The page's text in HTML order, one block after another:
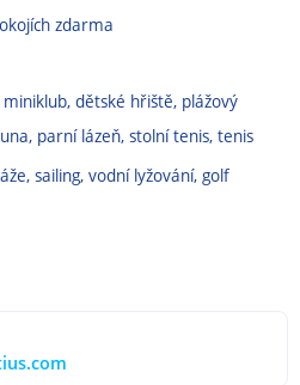
zdarma
dětské hřiště, plážový
parní lázeň, stolní tenis, tenis
sailing, vodní lyžování, golf